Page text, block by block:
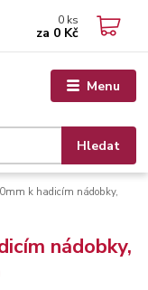
Menu
Hledat
0 ks
za 0 Kč
k hadicím nádobky,
nádobky,